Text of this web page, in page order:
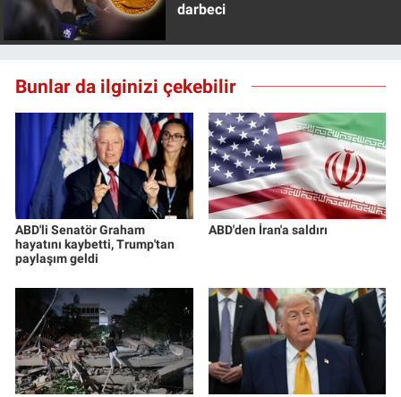
darbeci
Bunlar da ilginizi çekebilir
ABD'li Senatör Graham
hayatını kaybetti, Trump'tan
paylaşım geldi
ABD'den İran'a saldırı